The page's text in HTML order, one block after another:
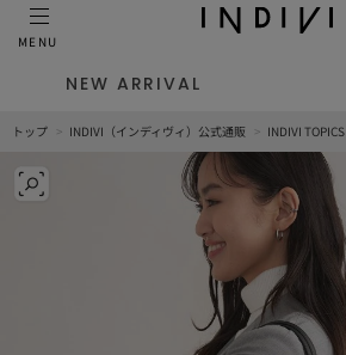
MENU
NEW ARRIVAL
トップ INDIVI（インディヴィ）公式通販 INDIVI TOPICS